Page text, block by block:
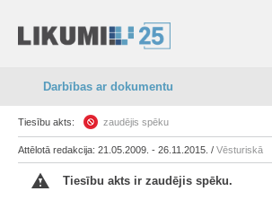
Darbības ar dokumentu
Tiesību akts: zaudējis spēku
Attēlotā redakcija: 21.05.2009. - 26.11.2015. / Vēsturiskā
Tiesību akts ir zaudējis spēku.